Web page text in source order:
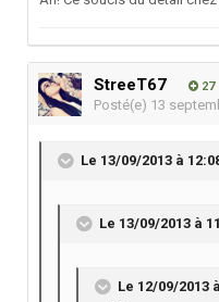
StreeT67 27
Posté(e) 13
Le 13/09/2013 à
Le 13/09/2013 à
Le 12/09/2013